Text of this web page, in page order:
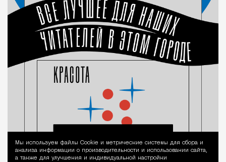
Уведомление
Мы используем файлы Сookie и метрические системы для сбора и
анализа информации о производительности и использовании сайта,
а также для улучшения и индивидуальной настройки